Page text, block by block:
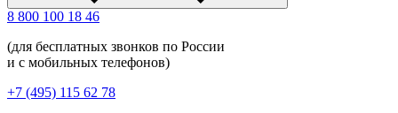
8 800 100 18 46
(для бесплатных звонков по России
и с мобильных телефонов)
+7 (495) 115 62 78